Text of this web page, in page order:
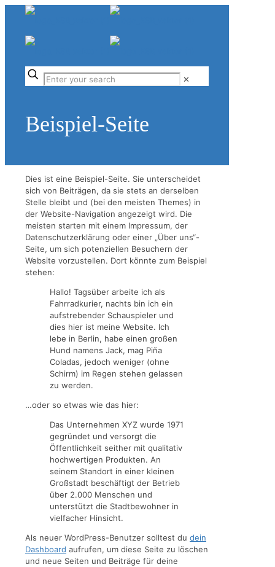
✕
Beispiel-Seite
Dies ist eine Beispiel-Seite. Sie unterscheidet
sich von Beiträgen, da sie stets an derselben
Stelle bleibt und (bei den meisten Themes) in
der Website-Navigation angezeigt wird. Die
meisten starten mit einem Impressum, der
Datenschutzerklärung oder einer „Über uns“-
Seite, um sich potenziellen Besuchern der
Website vorzustellen. Dort könnte zum Beispiel
stehen:
Hallo! Tagsüber arbeite ich als
Fahrradkurier, nachts bin ich ein
aufstrebender Schauspieler und
dies hier ist meine Website. Ich
lebe in Berlin, habe einen großen
Hund namens Jack, mag Piña
Coladas, jedoch weniger (ohne
Schirm) im Regen stehen gelassen
zu werden.
…oder so etwas wie das hier:
Das Unternehmen XYZ wurde 1971
gegründet und versorgt die
Öffentlichkeit seither mit qualitativ
hochwertigen Produkten. An
seinem Standort in einer kleinen
Großstadt beschäftigt der Betrieb
über 2.000 Menschen und
unterstützt die Stadtbewohner in
vielfacher Hinsicht.
Als neuer WordPress-Benutzer solltest du dein
Dashboard aufrufen, um diese Seite zu löschen
und neue Seiten und Beiträge für deine